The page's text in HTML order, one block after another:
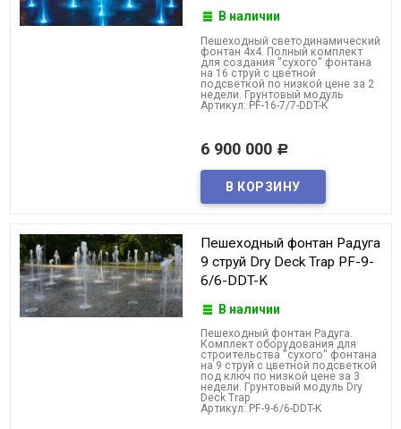
В наличии
Пешеходный светодинамический
фонтан 4x4. Полный комплект
для создания "сухого" фонтана
на 16 струй с цветной
подсветкой по низкой цене за 2
недели. Грунтовый модуль
Артикул: PF-16-7/7-DDT-K
6 900 000 Р
Пешеходный фонтан Радуга
9 струй Dry Deck Trap PF-9-
6/6-DDT-K
В наличии
Пешеходный фонтан Радуга.
Комплект оборудования для
строительства "сухого" фонтана
на 9 струй с цветной подсветкой
под ключ по низкой цене за 3
недели. Грунтовый модуль Dry
Deck Trap
Артикул: PF-9-6/6-DDT-K